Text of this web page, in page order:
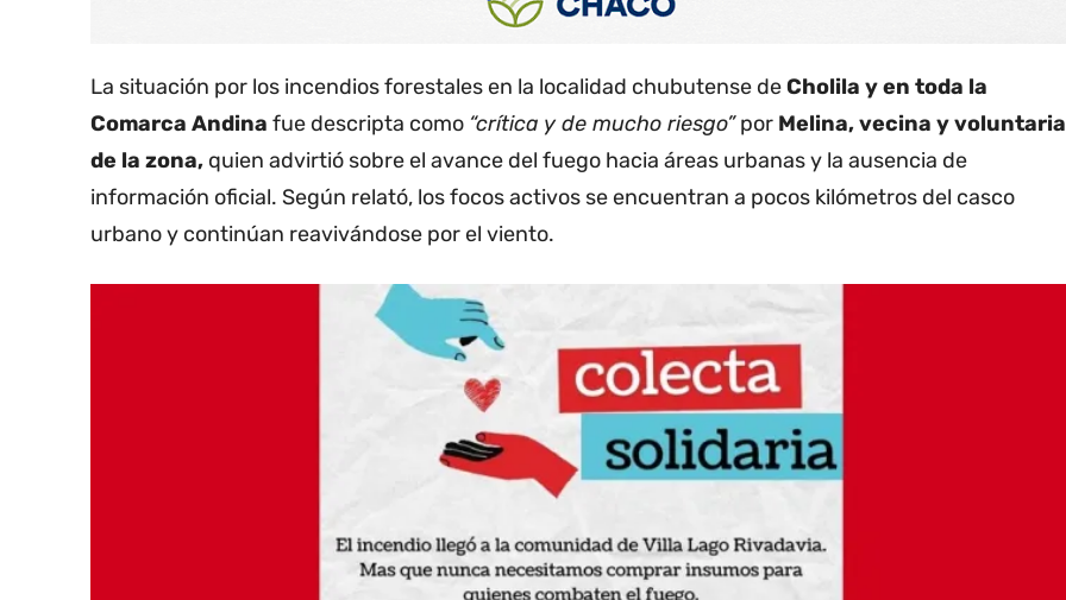
La situación por los incendios forestales en la localidad chubutense deCholila y en toda la
Comarca Andina fue descripta como “crítica y de mucho riesgo”por Melina, vecina y voluntaria
de la zona, quien advirtió sobre el avance del fuego hacia áreas urbanas y la ausencia de
información oficial. Según relató, los focos activos se encuentran a pocos kilómetros del casco
urbano y continúan reavivándose por el viento.